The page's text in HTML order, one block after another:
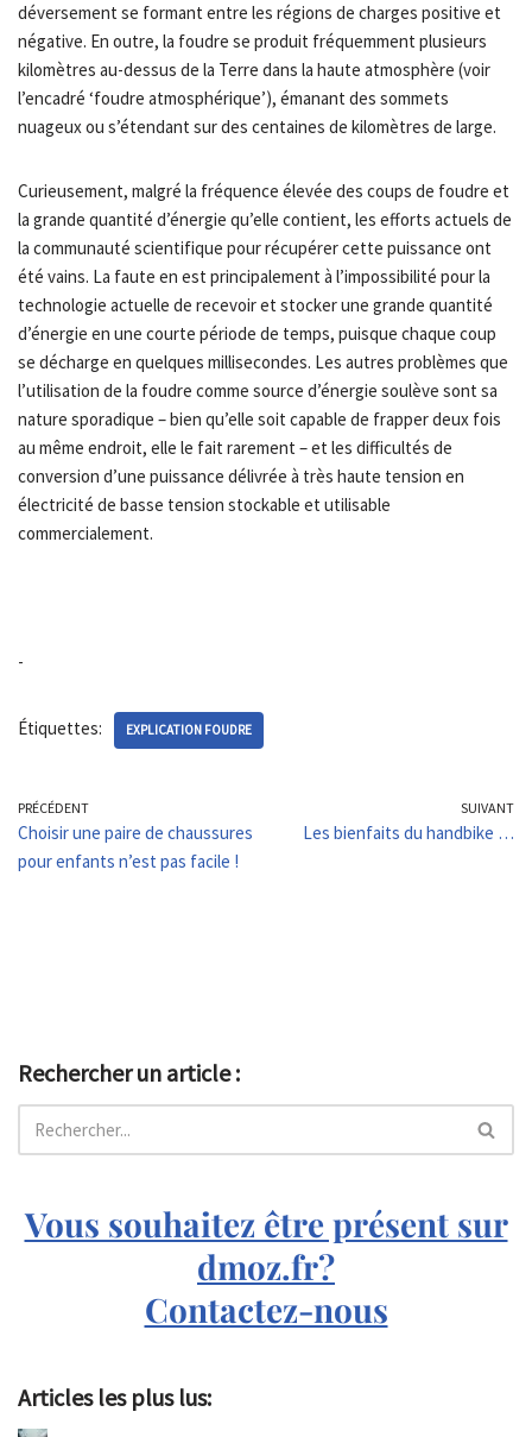
déversement se formant entre les régions de charges positive et
négative. En outre, la foudre se produit fréquemment plusieurs
kilomètres au-dessus de la Terre dans la haute atmosphère (voir
l’encadré ‘foudre atmosphérique’), émanant des sommets
nuageux ou s’étendant sur des centaines de kilomètres de large.
Curieusement, malgré la fréquence élevée des coups de foudre et
la grande quantité d’énergie qu’elle contient, les efforts actuels de
la communauté scientifique pour récupérer cette puissance ont
été vains. La faute en est principalement à l’impossibilité pour la
technologie actuelle de recevoir et stocker une grande quantité
d’énergie en une courte période de temps, puisque chaque coup
se décharge en quelques millisecondes. Les autres problèmes que
l’utilisation de la foudre comme source d’énergie soulève sont sa
nature sporadique – bien qu’elle soit capable de frapper deux fois
au même endroit, elle le fait rarement – et les difficultés de
conversion d’une puissance délivrée à très haute tension en
électricité de basse tension stockable et utilisable
commercialement.
-
Étiquettes: EXPLICATION FOUDRE
PRÉCÉDENT
Choisir une paire de chaussures
pour enfants n’est pas facile !
SUIVANT
Les bienfaits du handbike …
Rechercher un article :
Vous souhaitez être présent sur
dmoz.fr?
Contactez-nous
Articles les plus lus: